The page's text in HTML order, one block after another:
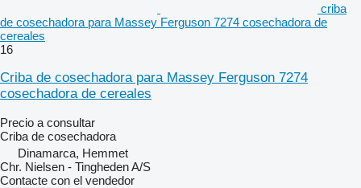
criba
de cosechadora para Massey Ferguson 7274 cosechadora de
cereales
16
Criba de cosechadora para Massey Ferguson 7274
cosechadora de cereales
Precio a consultar
Criba de cosechadora
Dinamarca, Hemmet
Chr. Nielsen - Tingheden A/S
Contacte con el vendedor